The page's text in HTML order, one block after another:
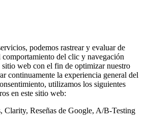
podemos rastrear y evaluar de
comportamiento del clic y navegación
sitio web con el fin de optimizar nuestro
continuamente la experiencia general del
utilizamos los siguientes
en este sitio web:
Clarity, Reseñas de Google, A/B-Testing